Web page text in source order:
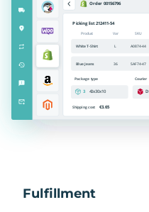
Fulfillment